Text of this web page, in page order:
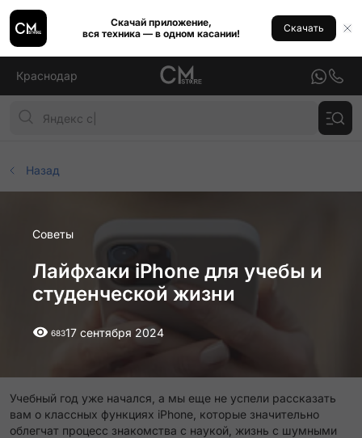
Скачай приложение,
вся техника — в одном касании!
Скачать
Краснодар
Назад
Советы
Лайфхаки iPhone для учебы и
студенческой жизни
68317 сентября 2024
Учебный год уже начался, а мы еще не успели рассказать
вам о классных функциях iPhone, которые значительно
облегчат процесс знакомства с наукой, жизнь с шумными